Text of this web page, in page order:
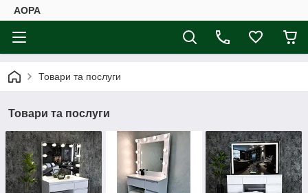
АОРА
Товари та послуги
Товари та послуги